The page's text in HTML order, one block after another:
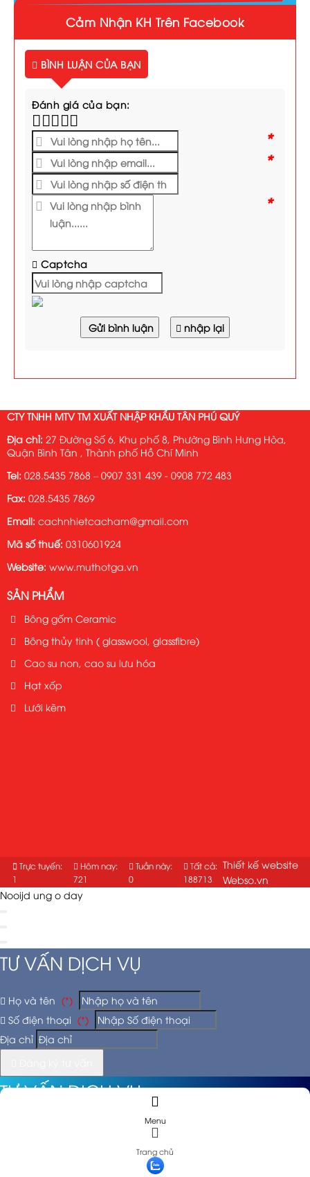
Cảm Nhận KH Trên Facebook
BÌNH LUẬN CỦA BẠN
Đánh giá của bạn:
*
*
*
Captcha
Gửi bình luận nhập lại
CTY TNHH MTV TM XUẤT NHẬP KHẨU TÂN PHÚ QUÝ
Địa chỉ: 27 Đường Số 6, Khu phố 8, Phường Bình Hưng Hòa,
Quận Bình Tân , Thành phố Hồ Chí Minh
Tel: 028.5435 7868 – 0907 331 439 - 0908 772 483
Fax: 028.5435 7869
Email: cachnhietcacham@gmail.com
Mã số thuế: 0310601924
Website: www.muthotga.vn
SẢN PHẨM
Bông gốm Ceramic
Bông thủy tinh ( glasswool, glassfibre)
Cao su non, cao su lưu hóa
Hạt xốp
Lưới kẽm
Trực tuyến:
1
Hôm nay:
721
Tuần này:
0
Tất cả:
188713
Thiết kế website
Webso.vn
Menu
Trang chủ
Nooijd ung o day
TƯ VẤN DỊCH VỤ
Họ và tên (*)
Số điện thoại (*)
Địa chỉ
TƯ VẤN DỊCH VỤ